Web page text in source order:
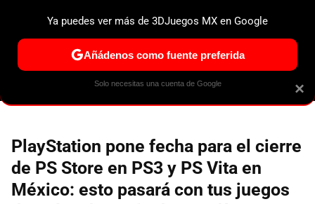
ESPECIALES PS5 NINTENDO SWITCH 2 XBOX
PlayStation pone fecha para el cierre
de PS Store en PS3 y PS Vita en
México: esto pasará con tus juegos
×
Ya puedes ver más de 3DJuegos MX en Google
Añádenos como fuente preferida
Solo necesitas una cuenta de Google